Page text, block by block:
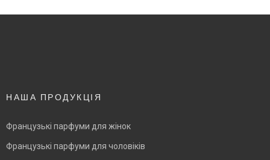
НАША ПРОДУКЦІЯ
Французькі парфуми для жінок
Французькі парфуми для чоловіків